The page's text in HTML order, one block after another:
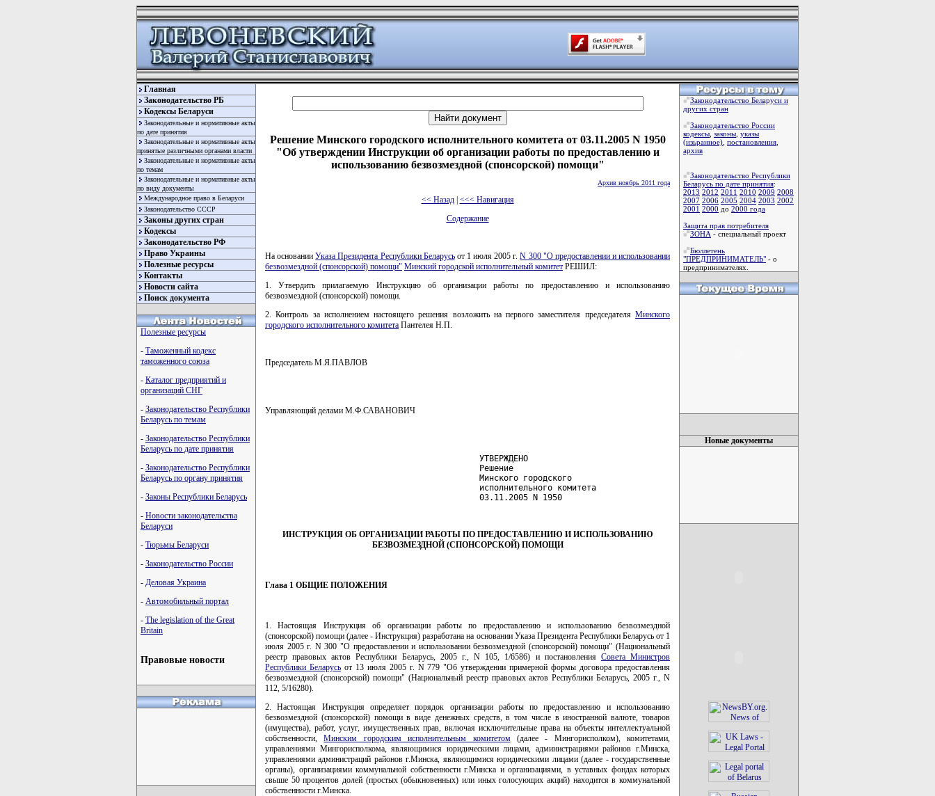
Главная
Законодательство РБ
Кодексы Беларуси
Законодательные и нормативные акты
по дате принятия
Законодательные и нормативные акты
принятые различными органами власти
Законодательные и нормативные акты
по темам
Законодательные и нормативные акты
по виду документы
Международное право в Беларуси
Законодательство СССР
Законы других стран
Кодексы
Законодательство РФ
Право Украины
Полезные ресурсы
Контакты
Новости сайта
Поиск документа
Полезные ресурсы
- Таможенный кодекс
таможенного союза
- Каталог предприятий и
организаций СНГ
- Законодательство Республики
Беларусь по темам
- Законодательство Республики
Беларусь по дате принятия
- Законодательство Республики
Беларусь по органу принятия
- Законы Республики Беларусь
- Новости законодательства
Беларуси
- Тюрьмы Беларуси
- Законодательство России
- Деловая Украина
- Автомобильный портал
- The legislation of the Great
Britain
Правовые новости
Решение Минского городского исполнительного комитета от 03.11.2005 N 1950
"Об утверждении Инструкции об организации работы по предоставлению и
использованию безвозмездной (спонсорской) помощи"
Архив ноябрь 2011 года
<< Назад| <<< Навигация
Содержание
На основанииУказа Президента Республики Беларусьот 1 июля 2005 г.N 300 "О предоставлении и использовании
безвозмездной (спонсорской) помощи" Минский городской исполнительный комитет РЕШИЛ:
1. Утвердить прилагаемую Инструкцию об организации работы по предоставлению и использованию
безвозмездной (спонсорской) помощи.
2. Контроль за исполнением настоящего решения возложить на первого заместителя председателя Минского
городского исполнительного комитета Пантелея Н.П.
Председатель М.Я.ПАВЛОВ
Управляющий делами М.Ф.САВАНОВИЧ
                                            УТВЕРЖДЕНО
                                            Решение
                                            Минского городского
                                            исполнительного комитета
                                            03.11.2005 N 1950
ИНСТРУКЦИЯ ОБ ОРГАНИЗАЦИИ РАБОТЫ ПО ПРЕДОСТАВЛЕНИЮ И ИСПОЛЬЗОВАНИЮ
БЕЗВОЗМЕЗДНОЙ (СПОНСОРСКОЙ) ПОМОЩИ
Глава 1 ОБЩИЕ ПОЛОЖЕНИЯ
1. Настоящая Инструкция об организации работы по предоставлению и использованию безвозмездной
(спонсорской) помощи (далее - Инструкция) разработана на основании Указа Президента Республики Беларусь от 1
июля 2005 г. N 300 "О предоставлении и использовании безвозмездной (спонсорской) помощи" (Национальный
реестр правовых актов Республики Беларусь, 2005 г., N 105, 1/6586) и постановления Совета Министров
Республики Беларусьот 13 июля 2005 г. N 779 "Об утверждении примерной формы договора предоставления
безвозмездной (спонсорской) помощи" (Национальный реестр правовых актов Республики Беларусь, 2005 г., N
112, 5/16280).
2. Настоящая Инструкция определяет порядок организации работы по предоставлению и использованию
безвозмездной (спонсорской) помощи в виде денежных средств, в том числе в иностранной валюте, товаров
(имущества), работ, услуг, имущественных прав, включая исключительные права на объекты интеллектуальной
собственности,Минским городским исполнительным комитетом(далее - Мингорисполком), комитетами,
управлениями Мингорисполкома, являющимися юридическими лицами, администрациями районов г.Минска,
управлениями администраций районов г.Минска, являющимися юридическими лицами (далее - государственные
органы), организациями коммунальной собственности г.Минска и организациями, в уставных фондах которых
свыше 50 процентов долей (простых (обыкновенных) или иных голосующих акций) находится в коммунальной
собственности г.Минска.
Законодательство Беларуси и
других стран
Законодательство России
кодексы законы указы
(изьранное) постановления
архив
Законодательство Республики
Беларусь по дате принятия:
2013 2012 2011 2010 2009 2008
2007 2006 2005 2004 2003 2002
2001 2000 до 2000 года
Защита прав потребителя
ЗОНА - специальный проект
Бюллетень
"ПРЕДПРИНИМАТЕЛЬ" - о
предпринимателях.
Новые документы